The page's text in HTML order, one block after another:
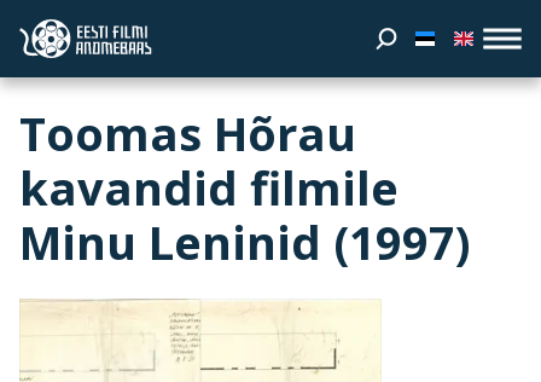
Toomas Hõrau
kavandid filmile
Minu Leninid (1997)